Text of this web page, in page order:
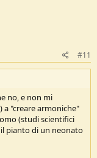
#11
no, e non mi
"creare armoniche"
(studi scientifici
pianto di un neonato